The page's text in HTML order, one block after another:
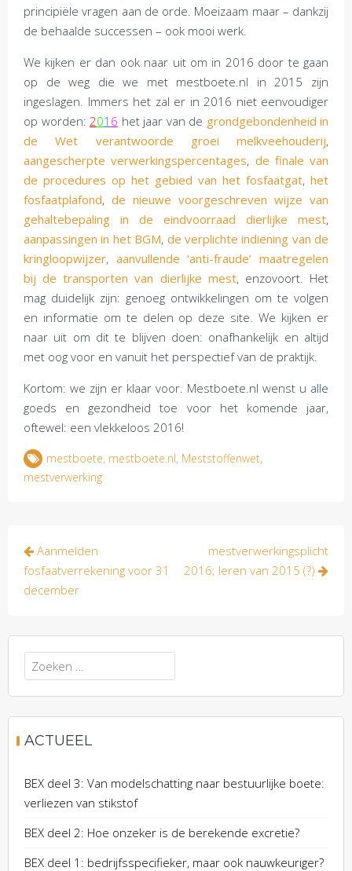
principiële vragen aan de orde. Moeizaam maar – dankzij
de behaalde successen – ook mooi werk.
We kijken er dan ook naar uit om in 2016 door te gaan
op de weg die we met mestboete.nl in 2015 zijn
ingeslagen. Immers het zal er in 2016 niet eenvoudiger
op worden: 201 6 het jaar van de grondgebondenheid in
de Wet verantwoorde groei melkveehouderij,
aangescherpte verwerkingspercentages, de finale van
de procedures op het gebied van het fosfaatgat, het
fosfaatplafond, de nieuwe voorgeschreven wijze van
gehaltebepaling in de eindvoorraad dierlijke mest,
aanpassingen in het BGM, de verplichte indiening van de
kringloopwijzer, aanvullende ‘anti-fraude’ maatregelen
bij de transporten van dierlijke mest, enzovoort. Het
mag duidelijk zijn: genoeg ontwikkelingen om te volgen
en informatie om te delen op deze site. We kijken er
naar uit om dit te blijven doen: onafhankelijk en altijd
met oog voor en vanuit het perspectief van de praktijk.
Kortom: we zijn er klaar voor. Mestboete.nl wenst u alle
goeds en gezondheid toe voor het komende jaar,
oftewel: een vlekkeloos 2016!
mestboete, mestboete.nl, Meststoffenwet,
mestverwerking
Bericht
navigatie
Aanmelden
fosfaatverrekening voor 31
december
mestverwerkingsplicht
2016; leren van 2015 (?)
Zoeken
naar:
ACTUEEL
BEX deel 3: Van modelschatting naar bestuurlijke boete:
verliezen van stikstof
BEX deel 2: Hoe onzeker is de berekende excretie?
BEX deel 1: bedrijfsspecifieker, maar ook nauwkeuriger?